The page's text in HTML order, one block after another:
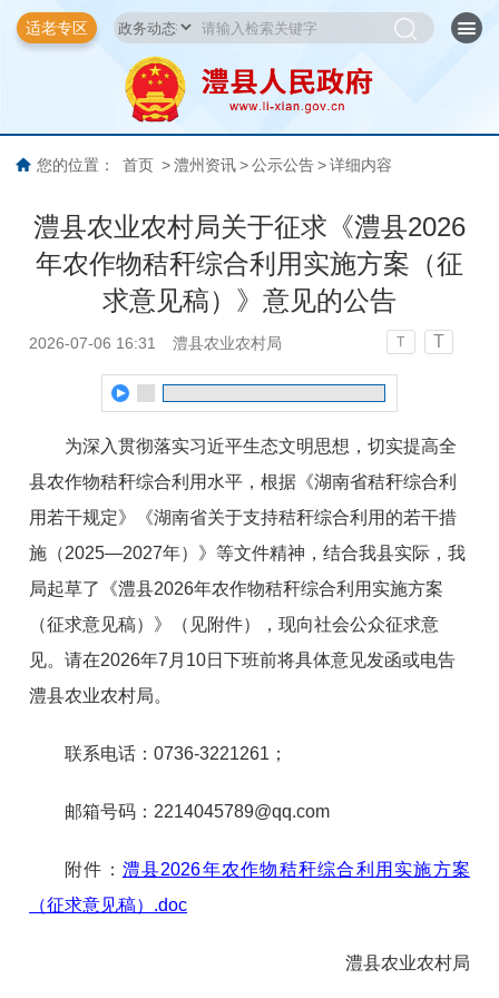
适老专区
您的位置： 首页 > 澧州资讯 > 公示公告 > 详细内容
澧县农业农村局关于征求《澧县2026
年农作物秸秆综合利用实施方案（征
求意见稿）》意见的公告
2026-07-06 16:31 澧县农业农村局 T T
为深入贯彻落实习近平生态文明思想，切实提高全
县农作物秸秆综合利用水平，根据《湖南省秸秆综合利
用若干规定》《湖南省关于支持秸秆综合利用的若干措
施（2025—2027年）》等文件精神，结合我县实际，我
局起草了《澧县2026年农作物秸秆综合利用实施方案
（征求意见稿）》（见附件），现向社会公众征求意
见。请在2026年7月10日下班前将具体意见发函或电告
澧县农业农村局。
联系电话：0736-3221261；
邮箱号码：2214045789@qq.com
附件： 澧县2026年农作物秸秆综合利用实施方案
（征求意见稿）.doc
澧县农业农村局